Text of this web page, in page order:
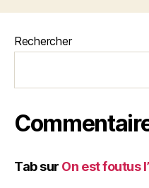
Rechercher
Tabsur On est foutus